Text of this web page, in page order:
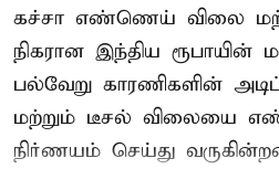
கச்சா எண்ணெய் விலை
நிகரான இந்திய ரூபாயின்
பல்வேறு காரணிகளின்
மற்றும் டீசல் விலையை
நிர்ணயம் செய்து